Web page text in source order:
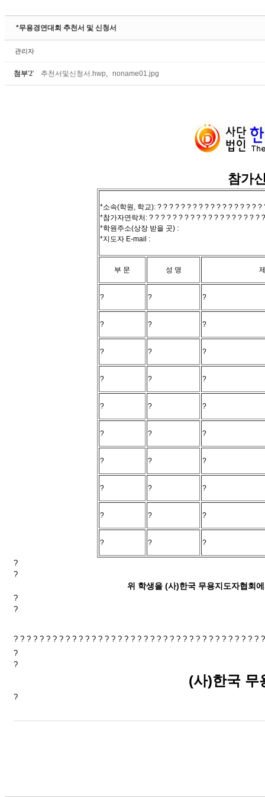
*무용경연대회 추천서 및 신청서
관리자
첨부'2' 추천서및신청서.hwp, noname01.jpg
참가
*소속(학원, 학교): ? ? ? ? ? ? ? ? ? ? ? ? ? ? ? ? ?
*참가자연락처: ? ? ? ? ? ? ? ? ? ? ? ? ? ? ? ? ? ? ?
*학원주소(상장 받을 곳) :
*지도자 E-mail :
부 문 성 명
? ? ?
? ? ?
? ? ?
? ? ?
? ? ?
? ? ?
? ? ?
? ? ?
? ? ?
? ? ?
?
?
위 학생을 (사)한국 무용지도자협회
?
?
? ? ? ? ? ? ? ? ? ? ? ? ? ? ? ? ? ? ? ? ? ? ? ? ? ? ? ? ? ? ? ? ? ? ? ? ? ?
?
?
(사)한국 무
?
Sketchbook5, 스케치북5
Sketchbook5, 스케치북5